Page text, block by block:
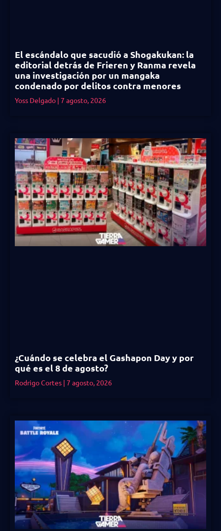
El escándalo que sacudió a Shogakukan: la
editorial detrás de Frieren y Ranma revela
una investigación por un mangaka
condenado por delitos contra menores
Yoss Delgado 7 agosto, 2026
¿Cuándo se celebra el Gashapon Day y por
qué es el 8 de agosto?
Rodrigo Cortes 7 agosto, 2026